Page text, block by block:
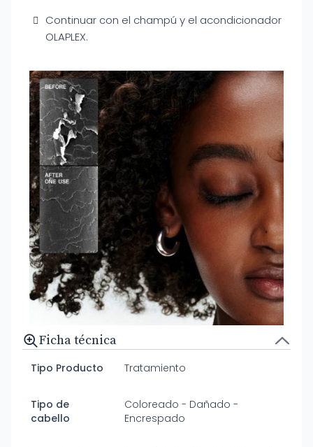
Continuar con el champú y el acondicionador
OLAPLEX.
Ficha técnica
Tipo Producto Tratamiento
Tipo de
cabello
Coloreado - Dañado -
Encrespado